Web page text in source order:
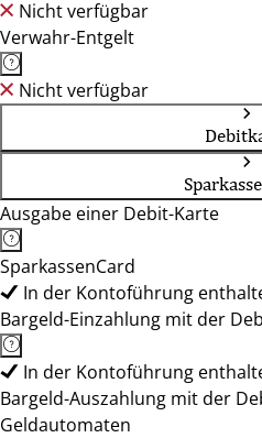
Nicht verfügbar
Verwahr-Entgelt
Nicht verfügbar
Ausgabe einer Debit-Karte
SparkassenCard
In der Kontoführung
Bargeld-Einzahlung mit der
In der Kontoführung
Bargeld-Auszahlung mit der
Geldautomaten